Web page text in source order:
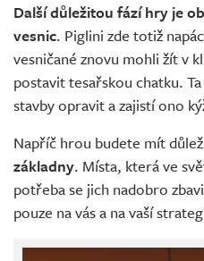
Další důležitou fází hry je
vesnic. Piglini zde totiž
vesničané znovu mohli žít v
postavit tesařskou chatku.
stavby opravit a zajistí ono
Napříč hrou budete mít
základny. Místa, která ve
potřeba se jich nadobro
pouze na vás a na vaší